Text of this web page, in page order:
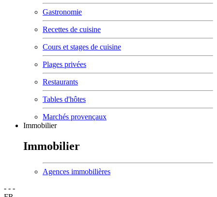
Gastronomie
Recettes de cuisine
Cours et stages de cuisine
Plages privées
Restaurants
Tables d'hôtes
Marchés provençaux
Immobilier
Immobilier
Agences immobilières
- - -